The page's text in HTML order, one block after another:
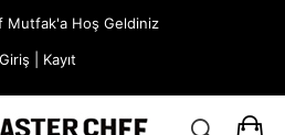
Mutfak'a Hoş Geldiniz
Giriş | Kayıt